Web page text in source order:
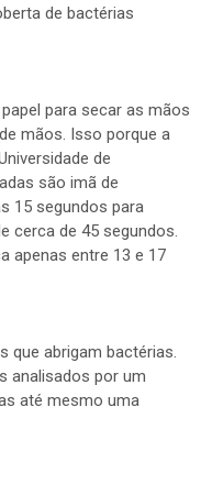
de bactérias
para secar as mãos
mãos. Isso porque a
de
são imã de
15 segundos para
cerca de 45 segundos.
apenas entre 13 e 17
que abrigam bactérias.
analisados por um
até mesmo uma